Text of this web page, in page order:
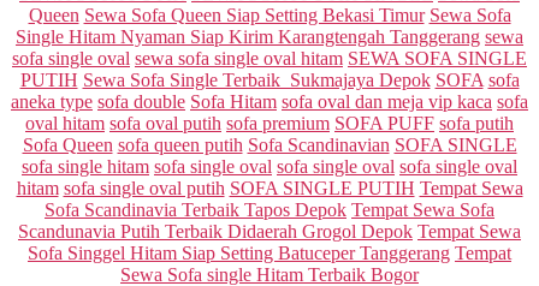
Queen Sewa Sofa Queen Siap Setting Bekasi Timur Sewa Sofa
Single Hitam Nyaman Siap Kirim Karangtengah Tanggerang sewa
sofa single oval sewa sofa single oval hitam SEWA SOFA SINGLE
PUTIH Sewa Sofa Single Terbaik Sukmajaya Depok SOFA sofa
aneka type sofa double Sofa Hitam sofa oval dan meja vip kaca sofa
oval hitam sofa oval putih sofa premium SOFA PUFF sofa putih
Sofa Queen sofa queen putih Sofa Scandinavian SOFA SINGLE
sofa single hitam sofa single oval sofa single oval sofa single oval
hitam sofa single oval putih SOFA SINGLE PUTIH Tempat Sewa
Sofa Scandinavia Terbaik Tapos Depok Tempat Sewa Sofa
Scandunavia Putih Terbaik Didaerah Grogol Depok Tempat Sewa
Sofa Singgel Hitam Siap Setting Batuceper Tanggerang Tempat
Sewa Sofa single Hitam Terbaik Bogor